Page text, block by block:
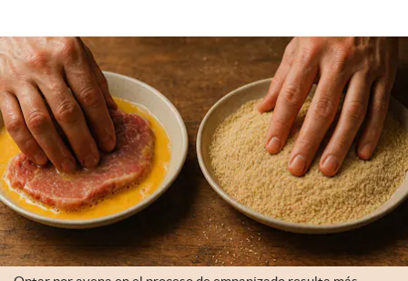
Clima
Mundial 2026
Eventos Corporativos
El Cronista Studio
Mediakit
abre en nueva pestaña